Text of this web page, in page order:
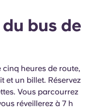
bus de
heures de route,
et un billet. Réservez
Vous parcourrez
réveillerez à 7 h